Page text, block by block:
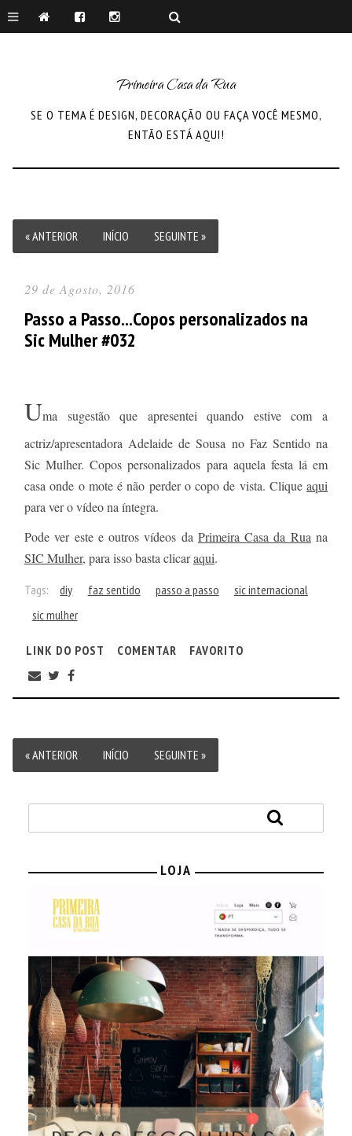
Primeira Casa da Rua
SE O TEMA É DESIGN, DECORAÇÃO OU FAÇA VOCÊ MESMO,
ENTÃO ESTÁ AQUI!
« ANTERIOR INÍCIO SEGUINTE »
29 de Agosto, 2016
Passo a Passo...Copos personalizados na
Sic Mulher #032
Uma sugestão que apresentei quando estive com a
actriz/apresentadora Adelaide de Sousa no Faz Sentido na
Sic Mulher. Copos personalizados para aquela festa lá em
casa onde o mote é não perder o copo de vista. Clique aqui
para ver o vídeo na íntegra.
Pode ver este e outros vídeos da Primeira Casa da Rua na
SIC Mulher, para isso basta clicaraqui.
Tags: diy faz sentido passo a passo
sic internacional
sic mulher
LINK DO POST COMENTAR FAVORITO
« ANTERIOR INÍCIO SEGUINTE »
LOJA